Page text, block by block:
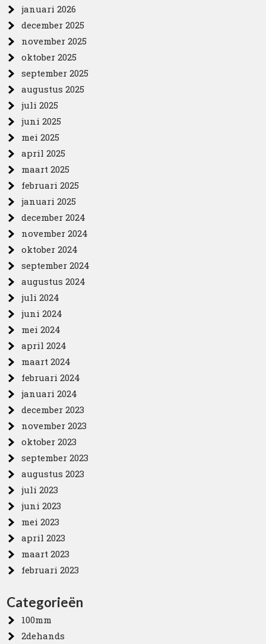
januari 2026
december 2025
november 2025
oktober 2025
september 2025
augustus 2025
juli 2025
juni 2025
mei 2025
april 2025
maart 2025
februari 2025
januari 2025
december 2024
november 2024
oktober 2024
september 2024
augustus 2024
juli 2024
juni 2024
mei 2024
april 2024
maart 2024
februari 2024
januari 2024
december 2023
november 2023
oktober 2023
september 2023
augustus 2023
juli 2023
juni 2023
mei 2023
april 2023
maart 2023
februari 2023
Categorieën
100mm
2dehands